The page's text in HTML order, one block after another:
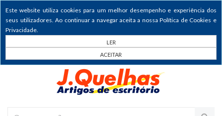
Este website utiliza cookies para um melhor desempenho e experiência dos
seus utilizadores. Ao continuar a navegar aceita a nossa Política de Cookies e
Privacidade.
LER
ACEITAR